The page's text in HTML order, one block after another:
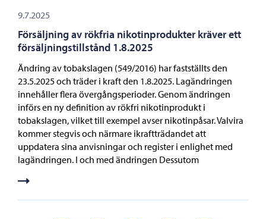
9.7.2025
Försäljning av rökfria nikotinprodukter kräver ett
försäljningstillstånd 1.8.2025
Ändring av tobakslagen (549/2016) har fastställts den
23.5.2025 och träder i kraft den 1.8.2025. Lagändringen
innehåller flera övergångsperioder. Genom ändringen
införs en ny definition av rökfri nikotinprodukt i
tobakslagen, vilket till exempel avser nikotinpåsar. Valvira
kommer stegvis och närmare ikraftträdandet att
uppdatera sina anvisningar och register i enlighet med
lagändringen. I och med ändringen Dessutom